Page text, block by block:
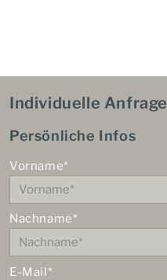
Individuelle Anfrage
Persönliche Infos
Vorname*
Nachname*
E-Mail*